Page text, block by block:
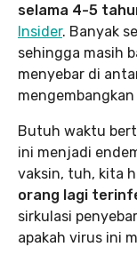
selama 4-5
Insider. Banyak
sehingga masih
menyebar di
Butuh waktu
ini menjadi
vaksin, tuh, kita
orang lagi
sirkulasi
apakah virus ini